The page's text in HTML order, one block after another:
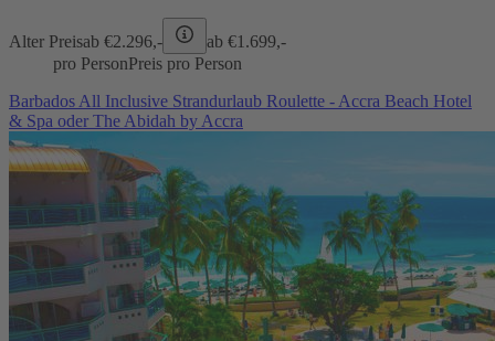
Alter Preisab €2.296,- ab €1.699,-
pro PersonPreis pro Person
Barbados All Inclusive Strandurlaub Roulette - Accra Beach Hotel
& Spa oder The Abidah by Accra